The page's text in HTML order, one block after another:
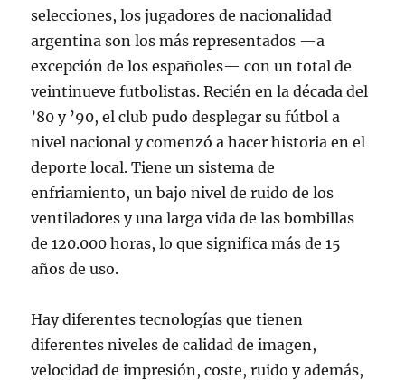
selecciones, los jugadores de nacionalidad
argentina son los más representados —a
excepción de los españoles— con un total de
veintinueve futbolistas. Recién en la década del
’80 y ’90, el club pudo desplegar su fútbol a
nivel nacional y comenzó a hacer historia en el
deporte local. Tiene un sistema de
enfriamiento, un bajo nivel de ruido de los
ventiladores y una larga vida de las bombillas
de 120.000 horas, lo que significa más de 15
años de uso.
Hay diferentes tecnologías que tienen
diferentes niveles de calidad de imagen,
velocidad de impresión, coste, ruido y además,